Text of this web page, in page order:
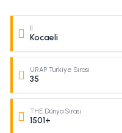
İl
Kocaeli
URAP Türkiye Sırası
35
THE Dünya Sırası
1501+